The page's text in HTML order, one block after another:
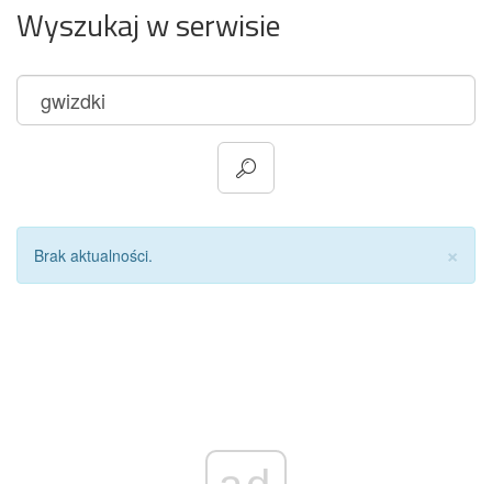
Wyszukaj w serwisie
×
Brak aktualności.